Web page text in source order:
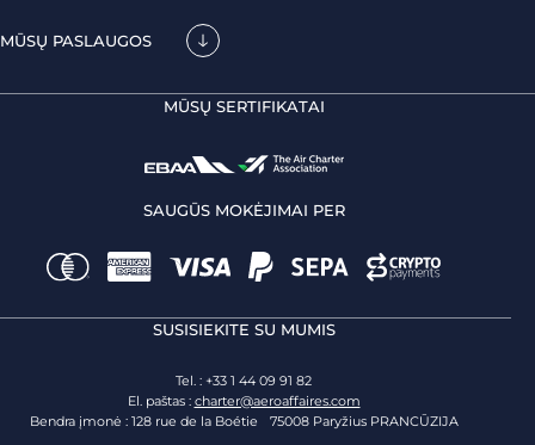
MŪSŲ PASLAUGOS
MŪSŲ SERTIFIKATAI
SAUGŪS MOKĖJIMAI PER
SUSISIEKITE SU MUMIS
Tel. : +33 1 44 09 91 82
El. paštas : charter@aeroaffaires.com
Bendra įmonė : 128 rue de la Boétie 75008 Paryžius PRANCŪZIJA